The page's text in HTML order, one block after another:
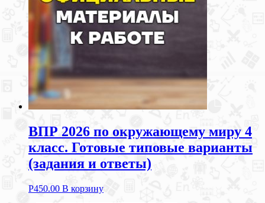
ВПР 2026 по окружающему миру 4
класс. Готовые типовые варианты
(задания и ответы)
Р450.00 В корзину